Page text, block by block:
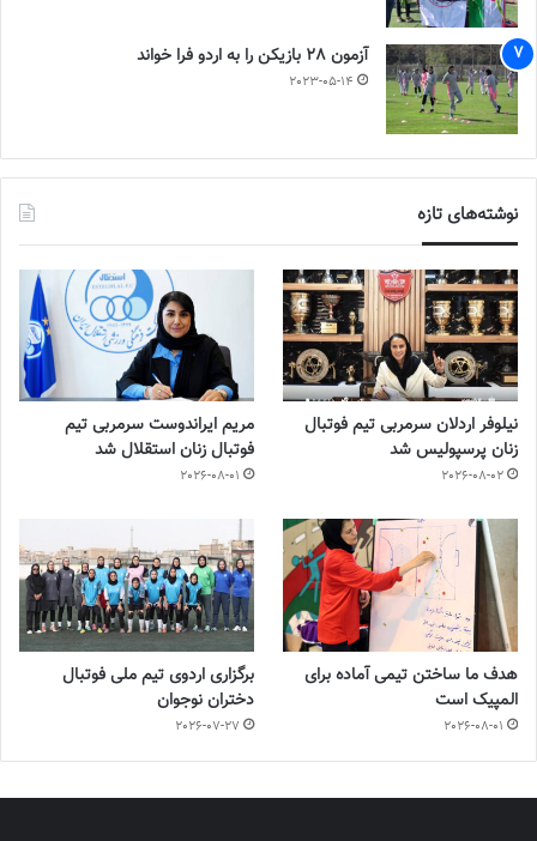
آزمون 28 بازیکن را به اردو فرا خواند
2023-05-14
نوشته‌های تازه
نیلوفر اردلان سرمربی تیم فوتبال
زنان پرسپولیس شد
2026-08-02
مریم ایراندوست سرمربی تیم
فوتبال زنان استقلال شد
2026-08-01
هدف ما ساختن تیمی آماده برای
المپیک است
2026-08-01
برگزاری اردوی تیم ملی فوتبال
دختران نوجوان
2026-07-27